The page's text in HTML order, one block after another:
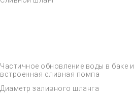
Частичное обновление воды в баке и
встроенная сливная помпа
Диаметр заливного шланга